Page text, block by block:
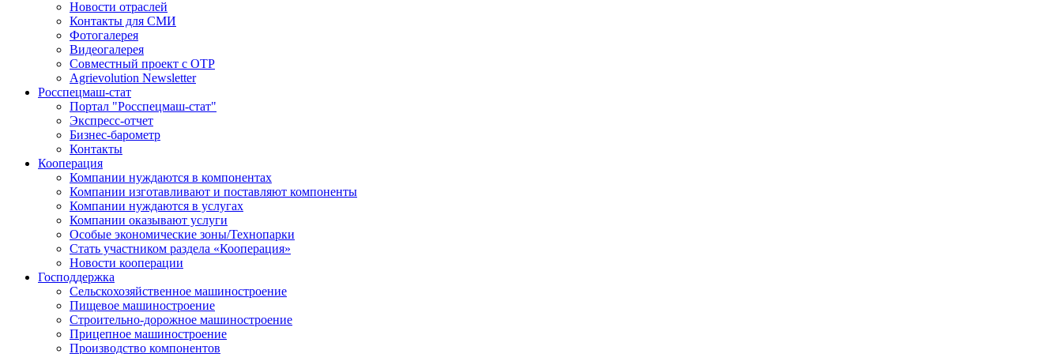
Новости отраслей
Контакты для СМИ
Фотогалерея
Видеогалерея
Совместный проект с ОТР
Agrievolution Newsletter
Росспецмаш-стат
Портал "Росспецмаш-стат"
Экспресс-отчет
Бизнес-барометр
Контакты
Кооперация
Компании нуждаются в компонентах
Компании изготавливают и поставляют компоненты
Компании нуждаются в услугах
Компании оказывают услуги
Особые экономические зоны/Технопарки
Стать участником раздела «Кооперация»
Новости кооперации
Господдержка
Сельскохозяйственное машиностроение
Пищевое машиностроение
Строительно-дорожное машиностроение
Прицепное машиностроение
Производство компонентов